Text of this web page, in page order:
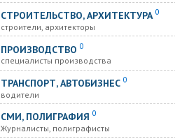
СТРОИТЕЛЬСТВО, АРХИТЕКТУРА 0
строители, архитекторы
ПРОИЗВОДСТВО 0
специалисты производства
ТРАНСПОРТ, АВТОБИЗНЕС 0
водители
СМИ, ПОЛИГРАФИЯ 0
Журналисты, полиграфисты